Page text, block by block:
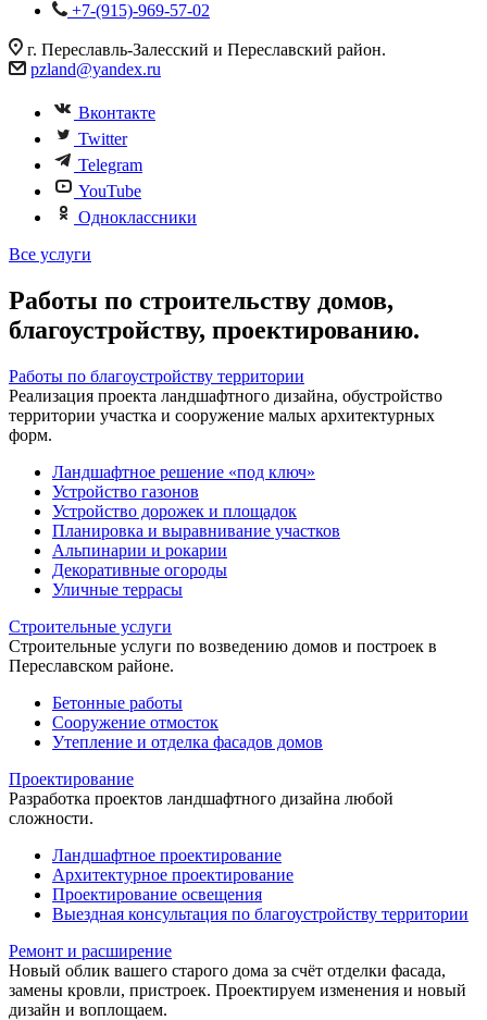
+7-(915)-969-57-02
г. Переславль-Залесский и Переславский район.
pzland@yandex.ru
Вконтакте
Twitter
Telegram
YouTube
Одноклассники
Все услуги
Работы по строительству домов,
благоустройству, проектированию.
Работы по благоустройству территории
Реализация проекта ландшафтного дизайна, обустройство
территории участка и сооружение малых архитектурных
форм.
Ландшафтное решение «под ключ»
Устройство газонов
Устройство дорожек и площадок
Планировка и выравнивание участков
Альпинарии и рокарии
Декоративные огороды
Уличные террасы
Строительные услуги
Строительные услуги по возведению домов и построек в
Переславском районе.
Бетонные работы
Сооружение отмосток
Утепление и отделка фасадов домов
Проектирование
Разработка проектов ландшафтного дизайна любой
сложности.
Ландшафтное проектирование
Архитектурное проектирование
Проектирование освещения
Выездная консультация по благоустройству территории
Ремонт и расширение
Новый облик вашего старого дома за счёт отделки фасада,
замены кровли, пристроек. Проектируем изменения и новый
дизайн и воплощаем.